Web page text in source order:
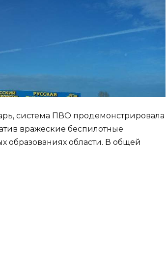
система ПВО продемонстрировала
вражеские беспилотные
образованиях области. В общей